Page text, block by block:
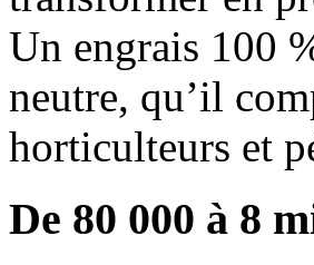
Un engrais 100
neutre, qu’il
horticulteurs et
De 80 000 à 8